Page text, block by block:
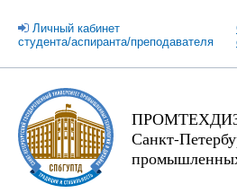
Личный кабинет
студента/аспиранта/преподавателя
Санкт-